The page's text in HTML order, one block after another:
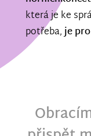
která je ke
potřeba,je